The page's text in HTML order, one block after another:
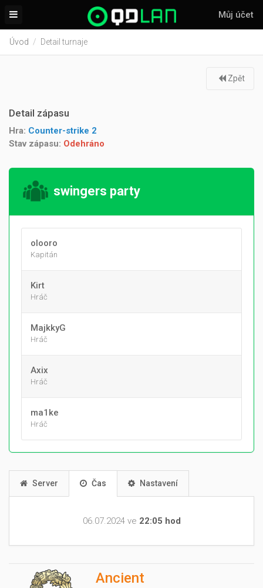
Můj účet
Úvod Detail turnaje
Zpět
Detail zápasu
Hra: Counter-strike 2
Stav zápasu: Odehráno
swingers party
olooro
Kapitán
Kirt
Hráč
MajkkyG
Hráč
Axix
Hráč
ma1ke
Hráč
Server Čas Nastavení
06.07.2024 ve 22:05 hod
Ancient